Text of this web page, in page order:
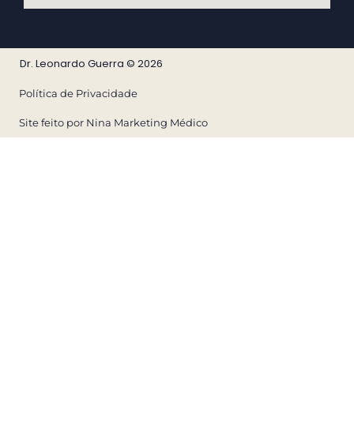
Dr. Leonardo Guerra © 2026
Política de Privacidade
Site feito por Nina Marketing Médico